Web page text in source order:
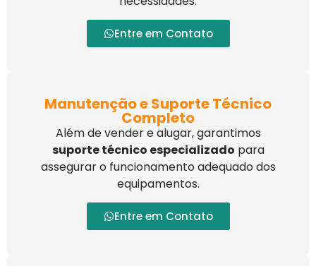
Entre em Contato
Manutenção e Suporte Técnico
Completo
Além de vender e alugar, garantimos
suporte técnico especializado para
assegurar o funcionamento adequado dos
equipamentos.
Entre em Contato